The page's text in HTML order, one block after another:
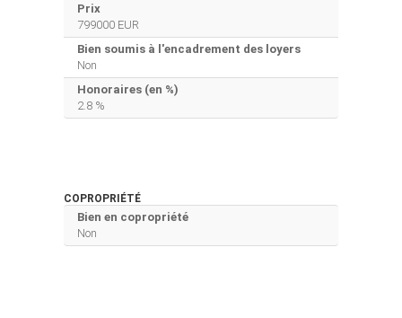
Prix
799000 EUR
Bien soumis à l'encadrement des loyers
Non
Honoraires (en %)
2.8 %
COPROPRIÉTÉ
Bien en copropriété
Non